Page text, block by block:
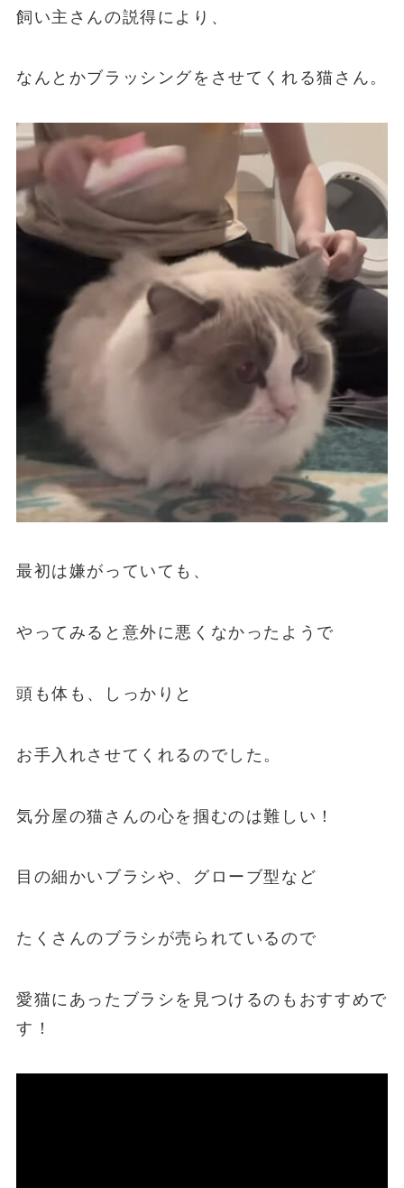
飼い主さんの説得により、
なんとかブラッシングをさせてくれる猫さん。
最初は嫌がっていても、
やってみると意外に悪くなかったようで
頭も体も、しっかりと
お手入れさせてくれるのでした。
気分屋の猫さんの心を掴むのは難しい！
目の細かいブラシや、グローブ型など
たくさんのブラシが売られているので
愛猫にあったブラシを見つけるのもおすすめで
す！